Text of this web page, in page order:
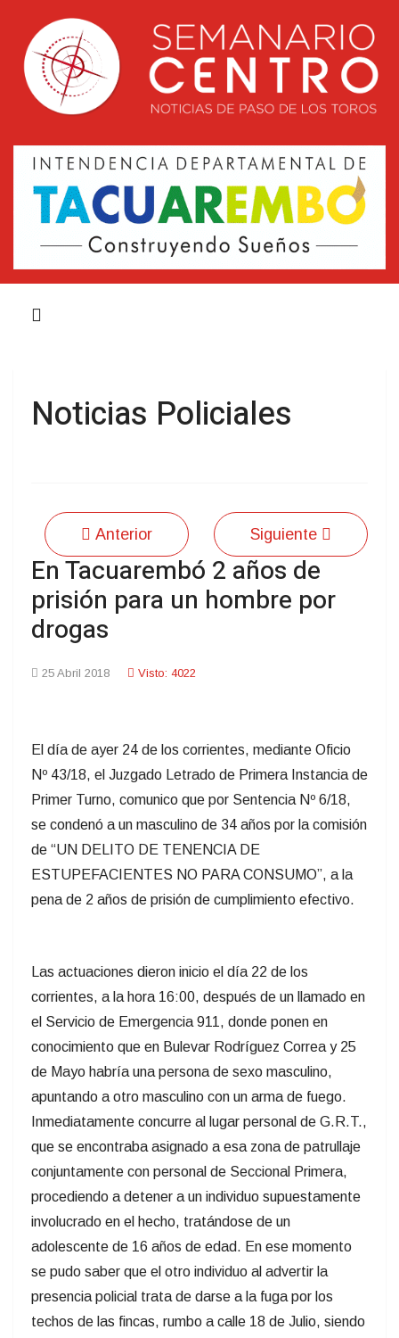
Noticias Policiales
Anterior Siguiente
En Tacuarembó 2 años de
prisión para un hombre por
drogas
25 Abril 2018 Visto: 4022
El día de ayer 24 de los corrientes, mediante Oficio
Nº 43/18, el Juzgado Letrado de Primera Instancia de
Primer Turno, comunico que por Sentencia Nº 6/18,
se condenó a un masculino de 34 años por la comisión
de “UN DELITO DE TENENCIA DE
ESTUPEFACIENTES NO PARA CONSUMO”, a la
pena de 2 años de prisión de cumplimiento efectivo.
Las actuaciones dieron inicio el día 22 de los
corrientes, a la hora 16:00, después de un llamado en
el Servicio de Emergencia 911, donde ponen en
conocimiento que en Bulevar Rodríguez Correa y 25
de Mayo habría una persona de sexo masculino,
apuntando a otro masculino con un arma de fuego.
Inmediatamente concurre al lugar personal de G.R.T.,
que se encontraba asignado a esa zona de patrullaje
conjuntamente con personal de Seccional Primera,
procediendo a detener a un individuo supuestamente
involucrado en el hecho, tratándose de un
adolescente de 16 años de edad. En ese momento
se pudo saber que el otro individuo al advertir la
presencia policial trata de darse a la fuga por los
techos de las fincas, rumbo a calle 18 de Julio, siendo